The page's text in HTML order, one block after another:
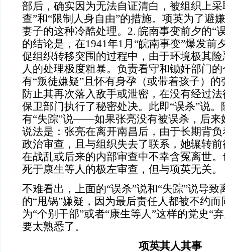
部后，确实因为无法自证清白，被组织上
查”和“限制人身自由”的措施。项英为了避
妻子的这种冷酷处理。2. 皖南事变前夕的“
的结论是，在1941年1月“皖南事变”爆发前
促组织转移突围的过程中，由于环境极其
人的处理极度粗暴。负责看守和锄奸部门
有“叛徒嫌疑”且怀有身孕（或带着孩子）
防止其再次落入敌手或泄密，在没有经过
保卫部门执行了秘密处决。此即“误杀”说。
有“失踪”说——如果张亮没有被误杀，后来
说法是：张亮在离开南昌后，由于长期背负
政治审查，且与组织失去了联系，她辗转
在战乱或后来的内部审查中不幸含冤离世
死于康生等人的极左审查，但与项英无关。
不难看出，上面的“误杀”说和“失踪”说导
的“甩锅”嫌疑，因为最后责任人都被不约
为“个别干部”或者“康生等人”这样的党史“
要太熟悉了。
项英其人其事